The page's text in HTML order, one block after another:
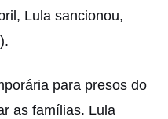
Lula sancionou,
para presos do
as famílias. Lula